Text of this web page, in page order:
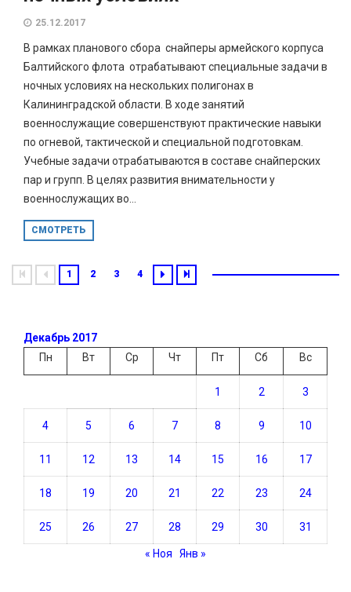
25.12.2017
В рамках планового сбора снайперы армейского корпуса
Балтийского флота отрабатывают специальные задачи в
ночных условиях на нескольких полигонах в
Калининградской области. В ходе занятий
военнослужащие совершенствуют практические навыки
по огневой, тактической и специальной подготовкам.
Учебные задачи отрабатываются в составе снайперских
пар и групп. В целях развития внимательности у
военнослужащих во...
СМОТРЕТЬ
1 2 3 4
Декабрь 2017
Пн
Вт Ср Чт Пт Сб Вс
1 2 3
4 5 6 7 8 9 10
11 12 13 14 15 16 17
18 19 20 21 22 23 24
25 26 27 28 29 30 31
« Ноя Янв »